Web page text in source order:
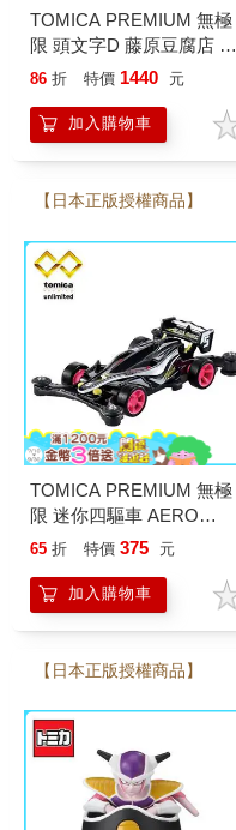
TOMICA PREMIUM 無極
限 頭文字D 藤原豆腐店 內
不附小車 場景玩具 多美小
86 折 特價 1440 元
加入購物車
【日本正版授權商品】
TOMICA PREMIUM 無極
限 迷你四驅車 AERO
AVANTE 黑色版 玩具車 多
65 折 特價 375 元
加入購物車
【日本正版授權商品】